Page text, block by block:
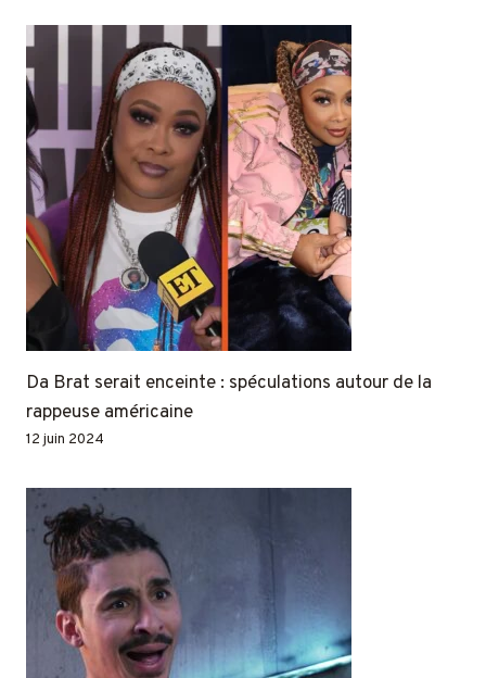
Da Brat serait enceinte : spéculations autour de la
rappeuse américaine
12 juin 2024